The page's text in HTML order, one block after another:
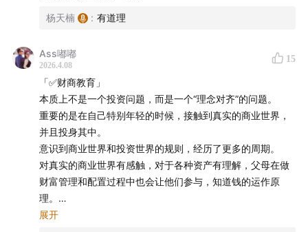
这让我反思，在现实世界中，我有没有更好的方法带着孩
生钱。于是便有了这样一期有意思的节目。
本期对话
杨正旺｜易方达基金经理
章章｜「茶水间经济学」主播
杨天楠｜「听懂涨声」主播
杨天楠 : 有道理
Ass嘟嘟
2026.4.08
15
「✅财商教育」
本质上不是一个投资问题，而是一个“理念对齐”的问题。
重要的是在自己特别年轻的时候，接触到真实的商业世界，
并且投身其中。
意识到商业世界和投资世界的规则，经历了更多的周期。
对真实的商业世界有感触，对于各种资产有理解，父母在做
财富管理和配置过程中也会让他们参与，知道钱的运作原
理。
展开